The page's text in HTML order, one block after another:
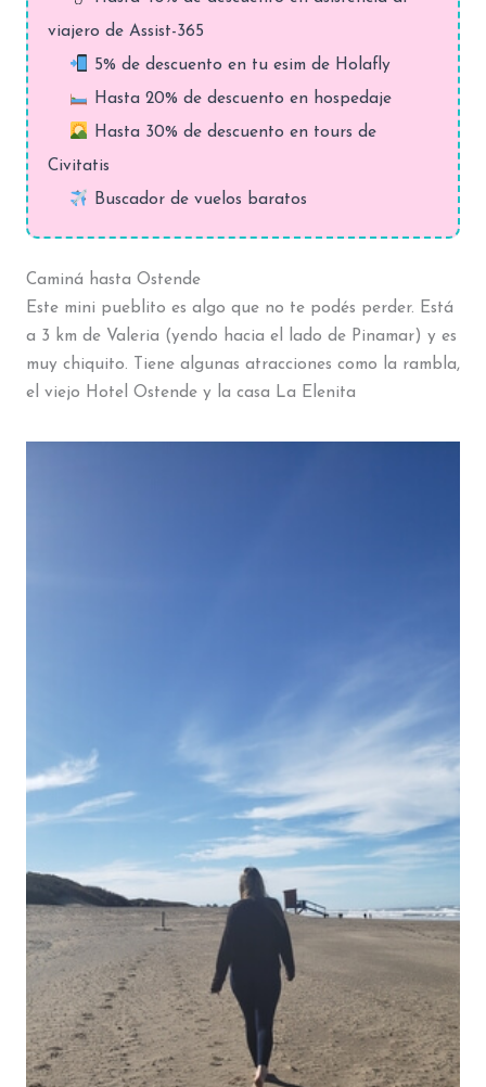
viajero de Assist-365
5% de descuento en tu esim de Holafly
Hasta 20% de descuento en hospedaje
Hasta 30% de descuento en tours de
Civitatis
Buscador de vuelos baratos
Caminá hasta Ostende
Este mini pueblito es algo que no te podés perder. Está
a 3 km de Valeria (yendo hacia el lado de Pinamar) y es
muy chiquito. Tiene algunas atracciones como la rambla,
el viejo Hotel Ostende y la casa La Elenita